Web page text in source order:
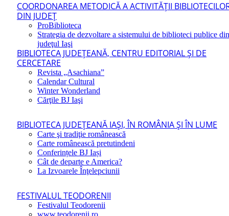
COORDONAREA METODICĂ A ACTIVITĂŢII
DIN JUDEŢ
ProBiblioteca
Strategia de dezvoltare a sistemului de biblioteci publice din
judeţul Iaşi
BIBLIOTECA JUDEŢEANĂ, CENTRU EDITORIAL ŞI DE
CERCETARE
Revista „Asachiana”
Calendar Cultural
Winter Wonderland
Cărţile BJ Iaşi
BIBLIOTECA JUDEŢEANĂ IAŞI, ÎN ROMÂNIA ŞI ÎN LUME
Carte şi tradiţie românească
Carte românească pretutindeni
Conferințele BJ Iași
Cât de departe e America?
La Izvoarele Înţelepciunii
FESTIVALUL TEODORENII
Festivalul Teodorenii
www.teodorenii.ro